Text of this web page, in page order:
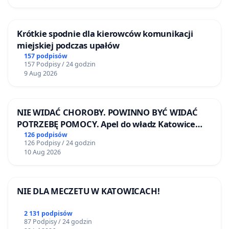
Krótkie spodnie dla kierowców komunikacji
miejskiej podczas upałów
157 podpisów
157 Podpisy / 24 godzin
9 Aug 2026
NIE WIDAĆ CHOROBY. POWINNO BYĆ WIDAĆ
POTRZEBĘ POMOCY. Apel do władz Katowice
Airport o przystąpienie do programu HIDDEN
DISABILITIES SUNFLOWER – SŁONECZNIK –
UKRYTE NIEPEŁNOSPRAWNOŚCI
126 podpisów
126 Podpisy / 24 godzin
10 Aug 2026
NIE DLA MECZETU W KATOWICACH!
2 131 podpisów
87 Podpisy / 24 godzin